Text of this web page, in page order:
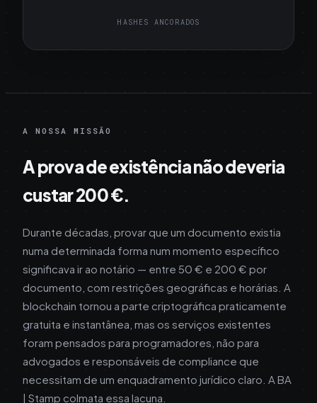
HASHES ANCORADOS
A NOSSA MISSÃO
A prova de existência não deveria
custar 200 €.
Durante décadas, provar que um documento existia
numa determinada forma num momento específico
significava ir ao notário — entre 50 € e 200 € por
documento, com restrições geográficas e horárias. A
blockchain tornou a parte criptográfica praticamente
gratuita e instantânea, mas os serviços existentes
foram pensados para programadores, não para
advogados e responsáveis de compliance que
necessitam de um enquadramento jurídico claro. A BA
| Stamp colmata essa lacuna.